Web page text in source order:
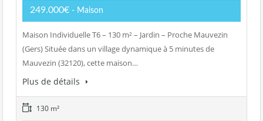
249.000€ - Maison
Maison Individuelle T6 – 130 m² – Jardin – Proche Mauvezin
(Gers) Située dans un village dynamique à 5 minutes de
Mauvezin (32120), cette maison…
Plus de détails
130 m²